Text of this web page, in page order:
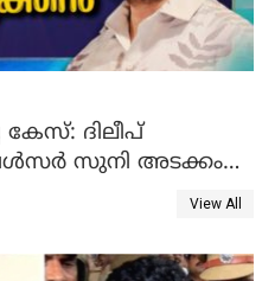
കേസ്: ദിലീപ്
സുനി അടക്കം
ശിക്ഷവിധി 12
View All